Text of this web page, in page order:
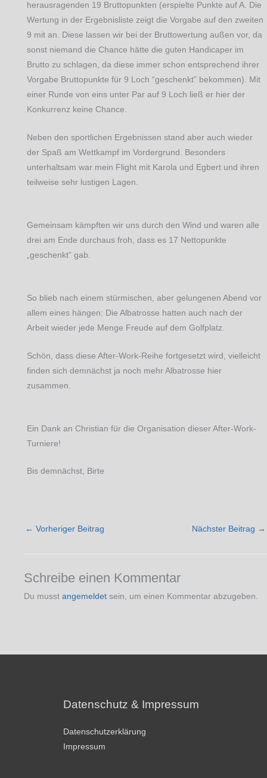
herausragenden 19 Bruttopunkten (erspielte Punkte auf A. Die
Wertung in der Ergebnisliste zeigt die Vorgabe auf den zweiten
9 mit an. Diese lassen wir bei der Bruttowertung außen vor, da
sonst niemand die Chance hätte die guten Handicaper im
Brutto zu schlagen, da diese immer schon entsprechend ihrer
Vorgabe Bruttopunkte für 9 Loch “geschenkt” bekommen). Mit
einer Runde von eins unter Par auf 9 Loch ließ er hier der
Konkurrenz keine Chance.
Neben den sportlichen Ergebnissen stand aber auch wieder
der Spaß am Wettkampf im Vordergrund. Besonders
unterhaltsam war mein Flight mit Karola und Egbert und ihren
teilweise sehr lustigen Lagen.
Gemeinsam kämpften wir uns durch den Wind und waren alle
drei am Ende durchaus froh, dass es 17 Nettopunkte
„geschenkt“ gab.
So blieb nach einem stürmischen, aber gelungenen Abend vor
allem eines hängen: Die Albatrosse hatten auch nach der
Arbeit wieder jede Menge Freude auf dem Golfplatz.
Schön, dass diese After-Work-Reihe fortgesetzt wird, vielleicht
finden sich demnächst ja noch mehr Albatrosse hier
zusammen.
Ein Dank an Christian für die Organisation dieser After-Work-
Turniere!
Bis demnächst, Birte
← Vorheriger Beitrag Nächster Beitrag →
Schreibe einen Kommentar
Du musst angemeldet sein, um einen Kommentar abzugeben.
Datenschutz & Impressum
Datenschutzerklärung
Impressum